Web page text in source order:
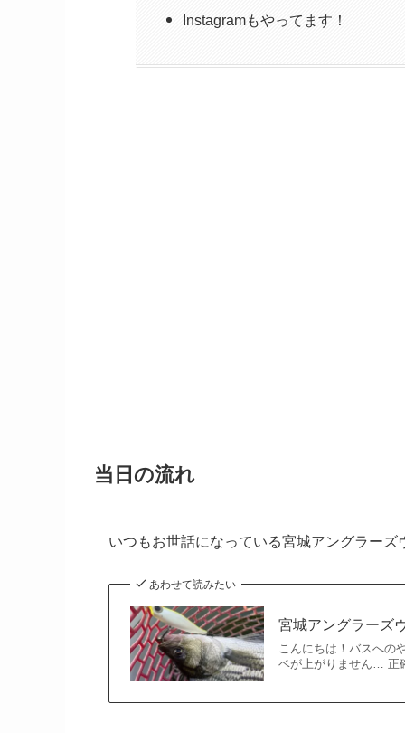
Instagramもやってます！
当日の流れ
いつもお世話になっている宮城アングラーズ
あわせて読みたい
宮城アングラーズ
こんにちは！バスへの
ベが上がりません… 正